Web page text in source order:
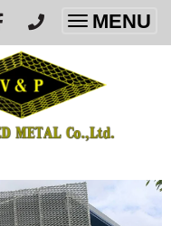
Toggle
MENU